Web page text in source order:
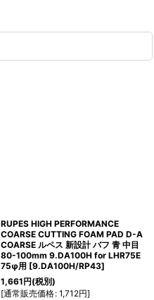
RUPES HIGH PERFORMANCE
COARSE CUTTING FOAM PAD D-A
COARSE ルペス 新設計 バフ 青 中目
80-100mm 9.DA100H for LHR75E
75φ用 [9.DA100H/RP43]
1,661円(税別)
[通常販売価格: 1,712円]